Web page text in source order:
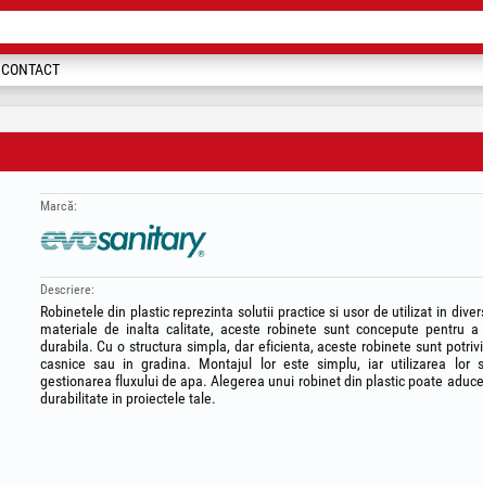
CONTACT
Marcă:
Descriere:
Robinetele din plastic reprezinta solutii practice si usor de utilizat in
materiale de inalta calitate, aceste robinete sunt concepute pentru
durabila. Cu o structura simpla, dar eficienta, aceste robinete sunt
casnice sau in gradina. Montajul lor este simplu, iar utilizarea lor
gestionarea fluxului de apa. Alegerea unui robinet din plastic poate
durabilitate in proiectele tale.